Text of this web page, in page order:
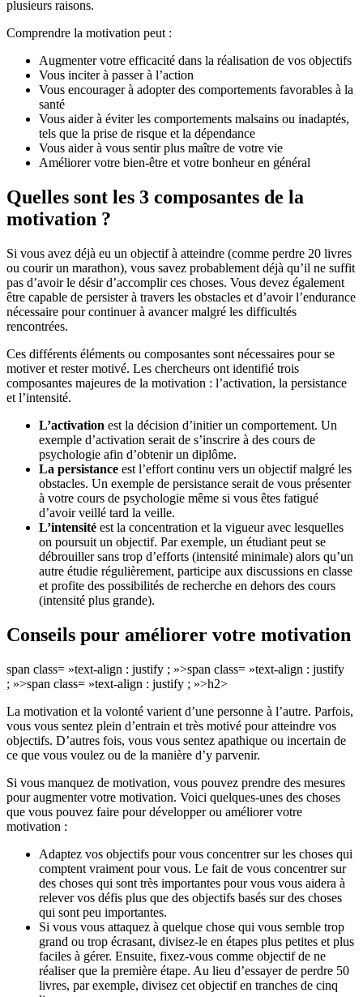
plusieurs raisons.
Comprendre la motivation peut :
Augmenter votre efficacité dans la réalisation de vos objectifs
Vous inciter à passer à l’action
Vous encourager à adopter des comportements favorables à la
santé
Vous aider à éviter les comportements malsains ou inadaptés,
tels que la prise de risque et la dépendance
Vous aider à vous sentir plus maître de votre vie
Améliorer votre bien-être et votre bonheur en général
Quelles sont les 3 composantes de la
motivation ?
Si vous avez déjà eu un objectif à atteindre (comme perdre 20 livres
ou courir un marathon), vous savez probablement déjà qu’il ne suffit
pas d’avoir le désir d’accomplir ces choses. Vous devez également
être capable de persister à travers les obstacles et d’avoir l’endurance
nécessaire pour continuer à avancer malgré les difficultés
rencontrées.
Ces différents éléments ou composantes sont nécessaires pour se
motiver et rester motivé. Les chercheurs ont identifié trois
composantes majeures de la motivation : l’activation, la persistance
et l’intensité.
L’activation est la décision d’initier un comportement. Un
exemple d’activation serait de s’inscrire à des cours de
psychologie afin d’obtenir un diplôme.
La persistance est l’effort continu vers un objectif malgré les
obstacles. Un exemple de persistance serait de vous présenter
à votre cours de psychologie même si vous êtes fatigué
d’avoir veillé tard la veille.
L’intensité est la concentration et la vigueur avec lesquelles
on poursuit un objectif. Par exemple, un étudiant peut se
débrouiller sans trop d’efforts (intensité minimale) alors qu’un
autre étudie régulièrement, participe aux discussions en classe
et profite des possibilités de recherche en dehors des cours
(intensité plus grande).
Conseils pour améliorer votre motivation
span class= »text-align : justify ; »>span class= »text-align : justify
; »>span class= »text-align : justify ; »>h2>
La motivation et la volonté varient d’une personne à l’autre. Parfois,
vous vous sentez plein d’entrain et très motivé pour atteindre vos
objectifs. D’autres fois, vous vous sentez apathique ou incertain de
ce que vous voulez ou de la manière d’y parvenir.
Si vous manquez de motivation, vous pouvez prendre des mesures
pour augmenter votre motivation. Voici quelques-unes des choses
que vous pouvez faire pour développer ou améliorer votre
motivation :
Adaptez vos objectifs pour vous concentrer sur les choses qui
comptent vraiment pour vous. Le fait de vous concentrer sur
des choses qui sont très importantes pour vous vous aidera à
relever vos défis plus que des objectifs basés sur des choses
qui sont peu importantes.
Si vous vous attaquez à quelque chose qui vous semble trop
grand ou trop écrasant, divisez-le en étapes plus petites et plus
faciles à gérer. Ensuite, fixez-vous comme objectif de ne
réaliser que la première étape. Au lieu d’essayer de perdre 50
livres, par exemple, divisez cet objectif en tranches de cinq